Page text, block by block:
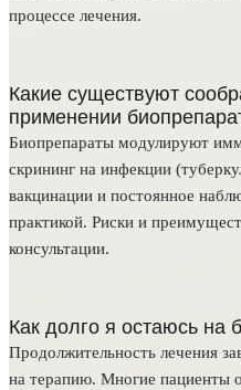
процессе лечения.
Какие существуют
применении
Биопрепараты модулируют
скрининг на инфекции
вакцинации и постоянное
практикой. Риски и
консультации.
Как долго я остаюсь на
Продолжительность лечения
на терапию. Многие пациенты